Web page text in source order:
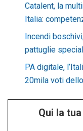
Catalent, la
Italia:
Incendi
pattuglie
PA digitale,
20mila voti
Qui la